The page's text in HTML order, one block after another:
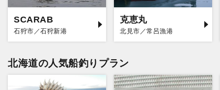
SCARAB
石狩市／石狩新港
克恵丸
北見市／常呂漁港
北海道の人気船釣りプラン